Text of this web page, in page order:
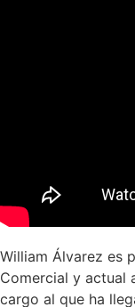
William Álvarez es
Comercial y actual
cargo al que ha